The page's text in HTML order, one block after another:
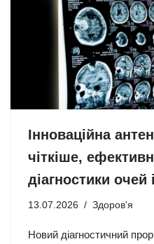
Інноваційна
чіткіше,
діагностики очей
13.07.2026 Здоров'я
Новий діагностичний